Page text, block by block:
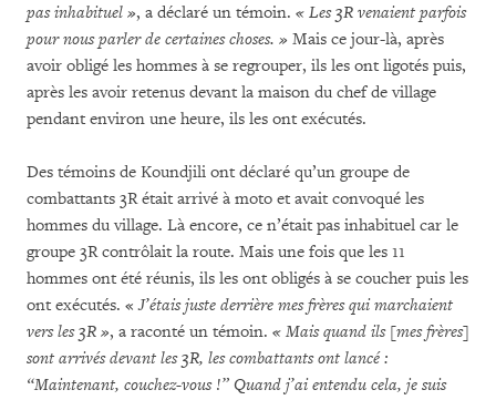
pas inhabituel », a déclaré un témoin. « Les 3R venaient parfois
pour nous parler de certaines choses. » Mais ce jour-là, après
avoir obligé les hommes à se regrouper, ils les ont ligotés puis,
après les avoir retenus devant la maison du chef de village
pendant environ une heure, ils les ont exécutés.
Des témoins de Koundjili ont déclaré qu’un groupe de
combattants 3R était arrivé à moto et avait convoqué les
hommes du village. Là encore, ce n’était pas inhabituel car le
groupe 3R contrôlait la route. Mais une fois que les 11
hommes ont été réunis, ils les ont obligés à se coucher puis les
ont exécutés. «J’étais juste derrière mes frères qui marchaient
vers les 3R », a raconté un témoin. « Mais quand ils [mes frères]
sont arrivés devant les 3R, les combattants ont lancé :
“Maintenant, couchez-vous !” Quand j’ai entendu cela, je suis